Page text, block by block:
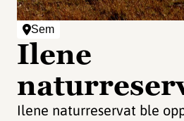
Sem
Ilene
Ilene naturreservat ble